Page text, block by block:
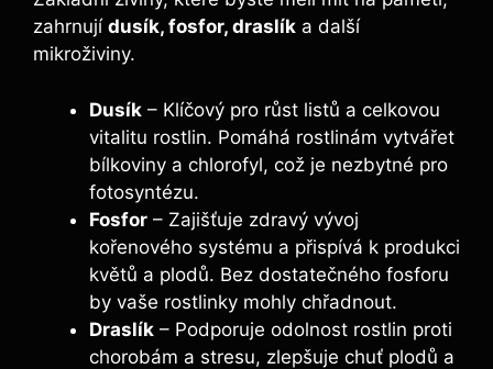
zahrnují dusík,‍ fosfor, draslík a další
mikroživiny.
Dusík – ⁤Klíčový ⁣pro růst ⁢listů a celkovou​
vitalitu​ rostlin. ⁣Pomáhá rostlinám vytvářet
bílkoviny a chlorofyl, ⁣což je nezbytné pro​
fotosyntézu.
Fosfor – Zajišťuje zdravý vývoj
kořenového systému a ​přispívá ⁤k produkci⁣
květů a‌ plodů.‌ Bez⁢ dostatečného fosforu
by ‌vaše rostlinky mohly ​chřadnout.
Draslík –​ Podporuje odolnost ​rostlin proti
chorobám a stresu, zlepšuje chuť plodů a